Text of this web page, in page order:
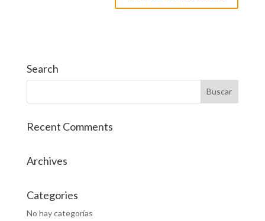
Search
Recent Comments
Archives
Categories
No hay categorías